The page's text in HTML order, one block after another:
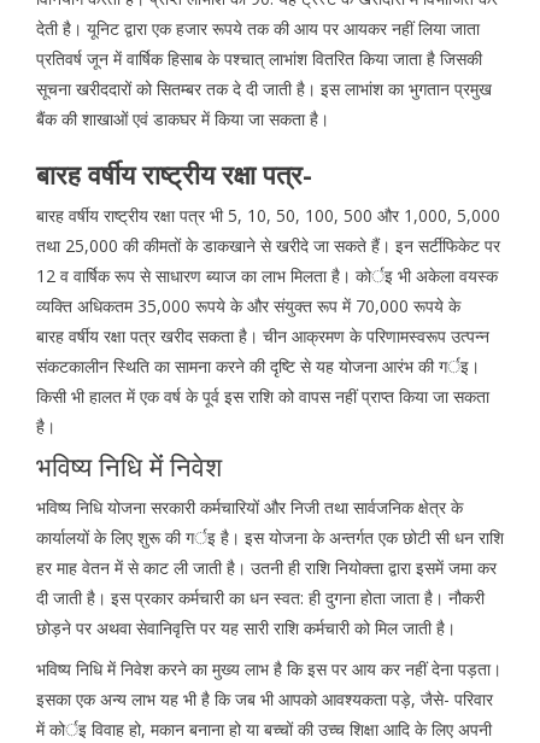
देती है। यूनिट द्वारा एक हजार रूपये तक की आय पर आयकर नहीं लिया जाता
प्रतिवर्ष जून में वार्षिक हिसाब के पश्चात् लाभांश वितरित किया जाता है जिसकी
सूचना खरीददारों को सितम्बर तक दे दी जाती है। इस लाभांश का भुगतान प्रमुख
बैंक की शाखाओं एवं डाकघर में किया जा सकता है।
बारह वर्षीय राष्ट्रीय रक्षा पत्र-
बारह वर्षीय राष्ट्रीय रक्षा पत्र भी 5, 10, 50, 100, 500 और 1,000, 5,000
तथा 25,000 की कीमतों के डाकखाने से खरीदे जा सकते हैं। इन सर्टीफिकेट पर
12 व वार्षिक रूप से साधारण ब्याज का लाभ मिलता है। कोर्इ भी अकेला वयस्क
व्यक्ति अधिकतम 35,000 रूपये के और संयुक्त रूप में 70,000 रूपये के
बारह वर्षीय रक्षा पत्र खरीद सकता है। चीन आक्रमण के परिणामस्वरूप उत्पन्न
संकटकालीन स्थिति का सामना करने की दृष्टि से यह योजना आरंभ की गर्इ।
किसी भी हालत में एक वर्ष के पूर्व इस राशि को वापस नहीं प्राप्त किया जा सकता
है।
भविष्य निधि मेंं निवेश
भविष्य निधि योजना सरकारी कर्मचारियों और निजी तथा सार्वजनिक क्षेत्र के
कार्यालयों के लिए शुरू की गर्इ है। इस योजना के अन्तर्गत एक छोटी सी धन राशि
हर माह वेतन में से काट ली जाती है। उतनी ही राशि नियोक्ता द्वारा इसमें जमा कर
दी जाती है। इस प्रकार कर्मचारी का धन स्वत: ही दुगना होता जाता है। नौकरी
छोड़ने पर अथवा सेवानिवृत्ति पर यह सारी राशि कर्मचारी को मिल जाती है।
भविष्य निधि में निवेश करने का मुख्य लाभ है कि इस पर आय कर नहीं देना पड़ता।
इसका एक अन्य लाभ यह भी है कि जब भी आपको आवश्यकता पड़े, जैसे- परिवार
में कोर्इ विवाह हो, मकान बनाना हो या बच्चों की उच्च शिक्षा आदि के लिए अपनी